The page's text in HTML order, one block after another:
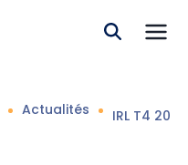
Actualités IRL T4